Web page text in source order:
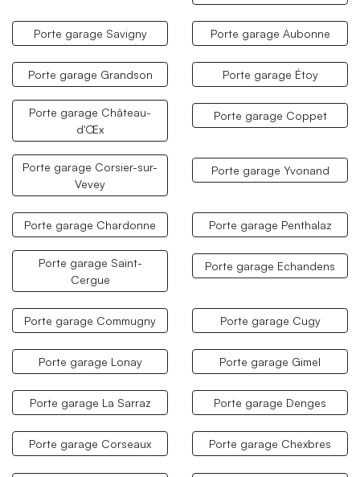
Porte garage Savigny Porte garage Aubonne
Porte garage Grandson Porte garage Étoy
Porte garage Château-
d'Œx
Porte garage Coppet
Porte garage Corsier-sur-
Vevey
Porte garage Yvonand
Porte garage Chardonne Porte garage Penthalaz
Porte garage Saint-
Cergue
Porte garage Echandens
Porte garage Commugny Porte garage Cugy
Porte garage Lonay Porte garage Gimel
Porte garage La Sarraz Porte garage Denges
Porte garage Corseaux Porte garage Chexbres